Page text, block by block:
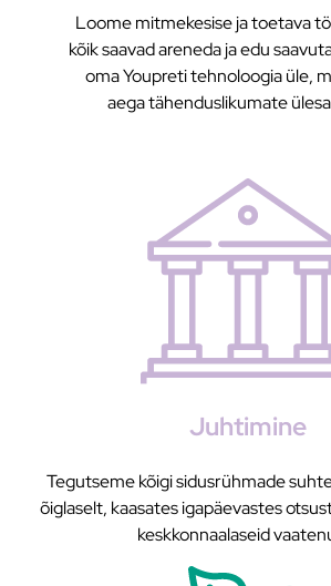
Loome mitmekesise ja toetava
kõik saavad areneda ja edu
oma Youpreti tehnoloogia üle,
aega tähenduslikumate
Juhtimine
Tegutseme kõigi sidusrühmade
õiglaselt, kaasates igapäevastes
keskkonnaalaseid